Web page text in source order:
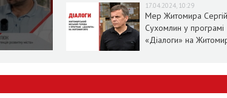
17.04.2024, 10:29
Мер Житомира Сергій
Сухомлин у програмі
«Діалоги» на